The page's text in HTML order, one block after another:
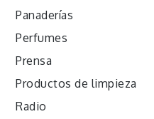
Panaderías
Perfumes
Prensa
Productos de limpieza
Radio